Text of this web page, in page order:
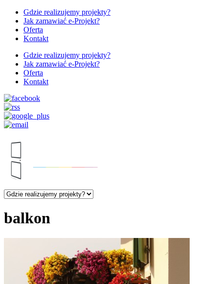
Gdzie realizujemy projekty?
Jak zamawiać e-Projekt?
Oferta
Kontakt
Gdzie realizujemy projekty?
Jak zamawiać e-Projekt?
Oferta
Kontakt
balkon